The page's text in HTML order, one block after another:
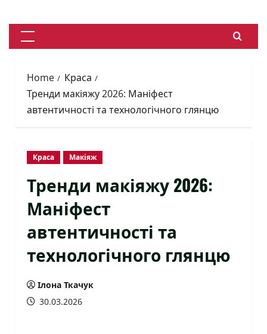
to
contentPrimary
Home
Краса
Тренди макіяжу 2026: Маніфест
автентичності та технологічного глянцю
Краса Макіяж
Тренди макіяжу 2026:
Маніфест
автентичності та
технологічного глянцю
Ілона Ткачук
30.03.2026